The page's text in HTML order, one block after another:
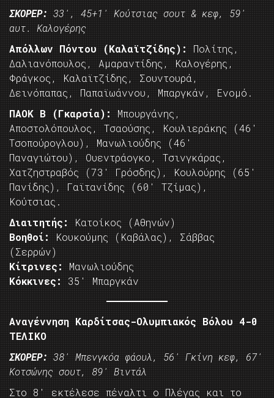
ΣΚΟΡΕΡ: 33′, 45+1′ Κούτσιας σουτ & κεφ, 59′
αυτ. Καλογέρης
Απόλλων Πόντου (Καλαϊτζίδης): Πολίτης,
Δαλιανόπουλος, Αμαραντίδης, Καλογέρης,
Φράγκος, Καλαϊτζίδης, Σουντουρά,
Δεινόπαπας, Παπαϊωάννου, Μπαργκάν, Ενομό.
ΠΑΟΚ Β (Γκαρσία): Μπουργάνης,
Αποστολόπουλος, Τσαούσης, Κουλιεράκης (46′
Τσοπούρογλου), Μανωλιούδης (46′
Παναγιώτου), Ουεντράογκο, Τσινγκάρας,
Χατζηστραβός (73′ Γρόσδης), Κουλούρης (65′
Πανίδης), Γαϊτανίδης (60′ Τζίμας),
Κούτσιας.
Διαιτητής:
Κατοίκος (Αθηνών)
Βοηθοί:
Κουκούμης (Καβάλας), Σάββας
(Σερρών)
Κίτρινες: Μανωλιούδης
Κόκκινες: 35′ Μπαργκάν
Αναγέννηση Καρδίτσας-Ολυμπιακός Βόλου 4-0
ΤΕΛΙΚΟ
ΣΚΟΡΕΡ: 38′ Μπενγκόα φάουλ, 56′ Γκίνη κεφ, 67′
Κοτσώνης σουτ, 89′ Βιντάλ
Στο 8′ εκτέλεσε πέναλτι ο Πλέγας και το